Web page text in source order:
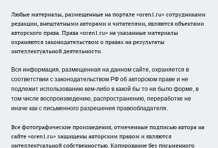
Любые материалы, размещенные на портале «oren1.ru» сотрудниками
редакции, внештатными авторами и читателями, являются объектами
авторского права. Права «oren1.ru» на указанные материалы
охраняются законодательством о правах на результаты
интеллектуальной деятельности.
Вся информация, размещенная на данном сайте, охраняется в
соответствии с законодательством РФ об авторском праве и не
подлежит использованию кем-либо в какой бы то ни было форме, в
том числе воспроизведению, распространению, переработке не
иначе как с письменного разрешения правообладателя.
Все фотографические произведения, отмеченные подписью автора на
сайте «oren1.ru» защищены авторским правом и являются
интеллектуальной собственностью. Копирование без письменного